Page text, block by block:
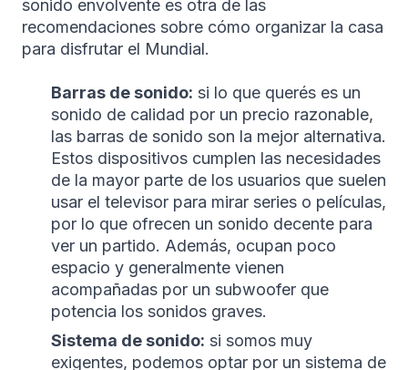
sonido envolvente es otra de las
recomendaciones sobre cómo organizar la casa
para disfrutar el Mundial.
Barras de sonido: si lo que querés es un
sonido de calidad por un precio razonable,
las barras de sonido son la mejor alternativa.
Estos dispositivos cumplen las necesidades
de la mayor parte de los usuarios que suelen
usar el televisor para mirar series o películas,
por lo que ofrecen un sonido decente para
ver un partido. Además, ocupan poco
espacio y generalmente vienen
acompañadas por un subwoofer que
potencia los sonidos graves.
Sistema de sonido: si somos muy
exigentes, podemos optar por un sistema de